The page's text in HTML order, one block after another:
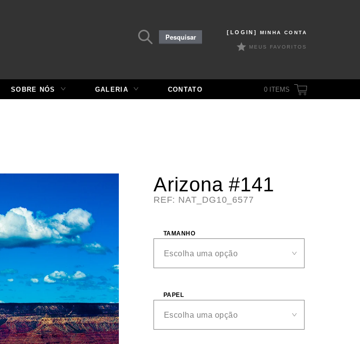
[LOGIN] MINHA CONTA
MEUS FAVORITOS
Pesquisar
por:Pesquisar
SOBRE NÓS GALERIA CONTATO 0 ITEMS
Arizona #141
REF: NAT_DG10_6577
TAMANHO
PAPEL